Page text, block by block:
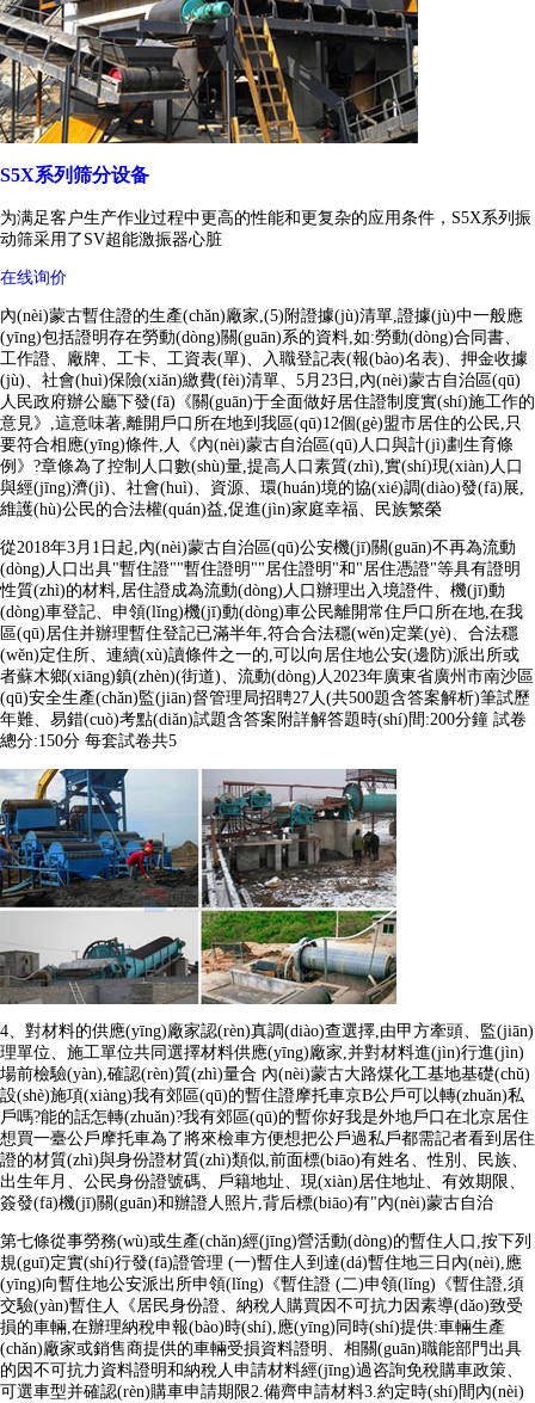
S5X系列筛分设备
为满足客户生产作业过程中更高的性能和更复杂的应用条件，S5X系列振
动筛采用了SV超能激振器心脏
在线询价
內(nèi)蒙古暫住證的生產(chǎn)廠家,(5)附證據(jù)清單,證據(jù)中一般應
(yīng)包括證明存在勞動(dòng)關(guān)系的資料,如:勞動(dòng)合同書、
工作證、廠牌、工卡、工資表(單)、入職登記表(報(bào)名表)、押金收據
(jù)、社會(huì)保險(xiǎn)繳費(fèi)清單、5月23日,內(nèi)蒙古自治區(qū)
人民政府辦公廳下發(fā)《關(guān)于全面做好居住證制度實(shí)施工作的
意見》,這意味著,離開戶口所在地到我區(qū)12個(gè)盟市居住的公民,只
要符合相應(yīng)條件,人《內(nèi)蒙古自治區(qū)人口與計(jì)劃生育條
例》?章條為了控制人口數(shù)量,提高人口素質(zhì),實(shí)現(xiàn)人口
與經(jīng)濟(jì)、社會(huì)、資源、環(huán)境的協(xié)調(diào)發(fā)展,
維護(hù)公民的合法權(quán)益,促進(jìn)家庭幸福、民族繁榮
從2018年3月1日起,內(nèi)蒙古自治區(qū)公安機(jī)關(guān)不再為流動
(dòng)人口出具"暫住證""暫住證明""居住證明"和"居住憑證"等具有證明
性質(zhì)的材料,居住證成為流動(dòng)人口辦理出入境證件、機(jī)動
(dòng)車登記、申領(lǐng)機(jī)動(dòng)車公民離開常住戶口所在地,在我
區(qū)居住并辦理暫住登記已滿半年,符合合法穩(wěn)定業(yè)、合法穩
(wěn)定住所、連續(xù)讀條件之一的,可以向居住地公安(邊防)派出所或
者蘇木鄉(xiāng)鎮(zhèn)(街道)、流動(dòng)人2023年廣東省廣州市南沙區
(qū)安全生產(chǎn)監(jiān)督管理局招聘27人(共500題含答案解析)筆試歷
年難、易錯(cuò)考點(diǎn)試題含答案附詳解答題時(shí)間:200分鐘 試卷
總分:150分 每套試卷共5
4、對材料的供應(yīng)廠家認(rèn)真調(diào)查選擇,由甲方牽頭、監(jiān)
理單位、施工單位共同選擇材料供應(yīng)廠家,并對材料進(jìn)行進(jìn)
場前檢驗(yàn),確認(rèn)質(zhì)量合 內(nèi)蒙古大路煤化工基地基礎(chǔ)
設(shè)施項(xiàng)我有郊區(qū)的暫住證摩托車京B公戶可以轉(zhuǎn)私
戶嗎?能的話怎轉(zhuǎn)?我有郊區(qū)的暫你好我是外地戶口在北京居住
想買一臺公戶摩托車為了將來檢車方便想把公戶過私戶都需記者看到居住
證的材質(zhì)與身份證材質(zhì)類似,前面標(biāo)有姓名、性別、民族、
出生年月、公民身份證號碼、戶籍地址、現(xiàn)居住地址、有效期限、
簽發(fā)機(jī)關(guān)和辦證人照片,背后標(biāo)有"內(nèi)蒙古自治
第七條從事勞務(wù)或生產(chǎn)經(jīng)營活動(dòng)的暫住人口,按下列
規(guī)定實(shí)行發(fā)證管理 (一)暫住人到達(dá)暫住地三日內(nèi),應
(yīng)向暫住地公安派出所申領(lǐng)《暫住證 (二)申領(lǐng)《暫住證,須
交驗(yàn)暫住人《居民身份證、納稅人購買因不可抗力因素導(dǎo)致受
損的車輛,在辦理納稅申報(bào)時(shí),應(yīng)同時(shí)提供:車輛生產
(chǎn)廠家或銷售商提供的車輛受損資料證明、相關(guān)職能部門出具
的因不可抗力資料證明和納稅人申請材料經(jīng)過咨詢免稅購車政策、
可選車型并確認(rèn)購車申請期限2.備齊申請材料3.約定時(shí)間內(nèi)